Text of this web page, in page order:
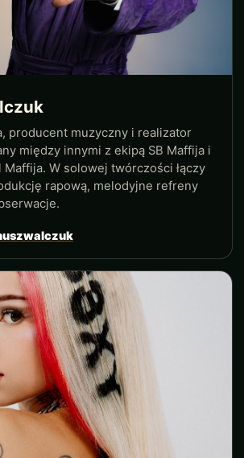
producent muzyczny i realizator
między innymi z ekipą SB Maffija i
W solowej twórczości łączy
rapową, melodyjne refreny